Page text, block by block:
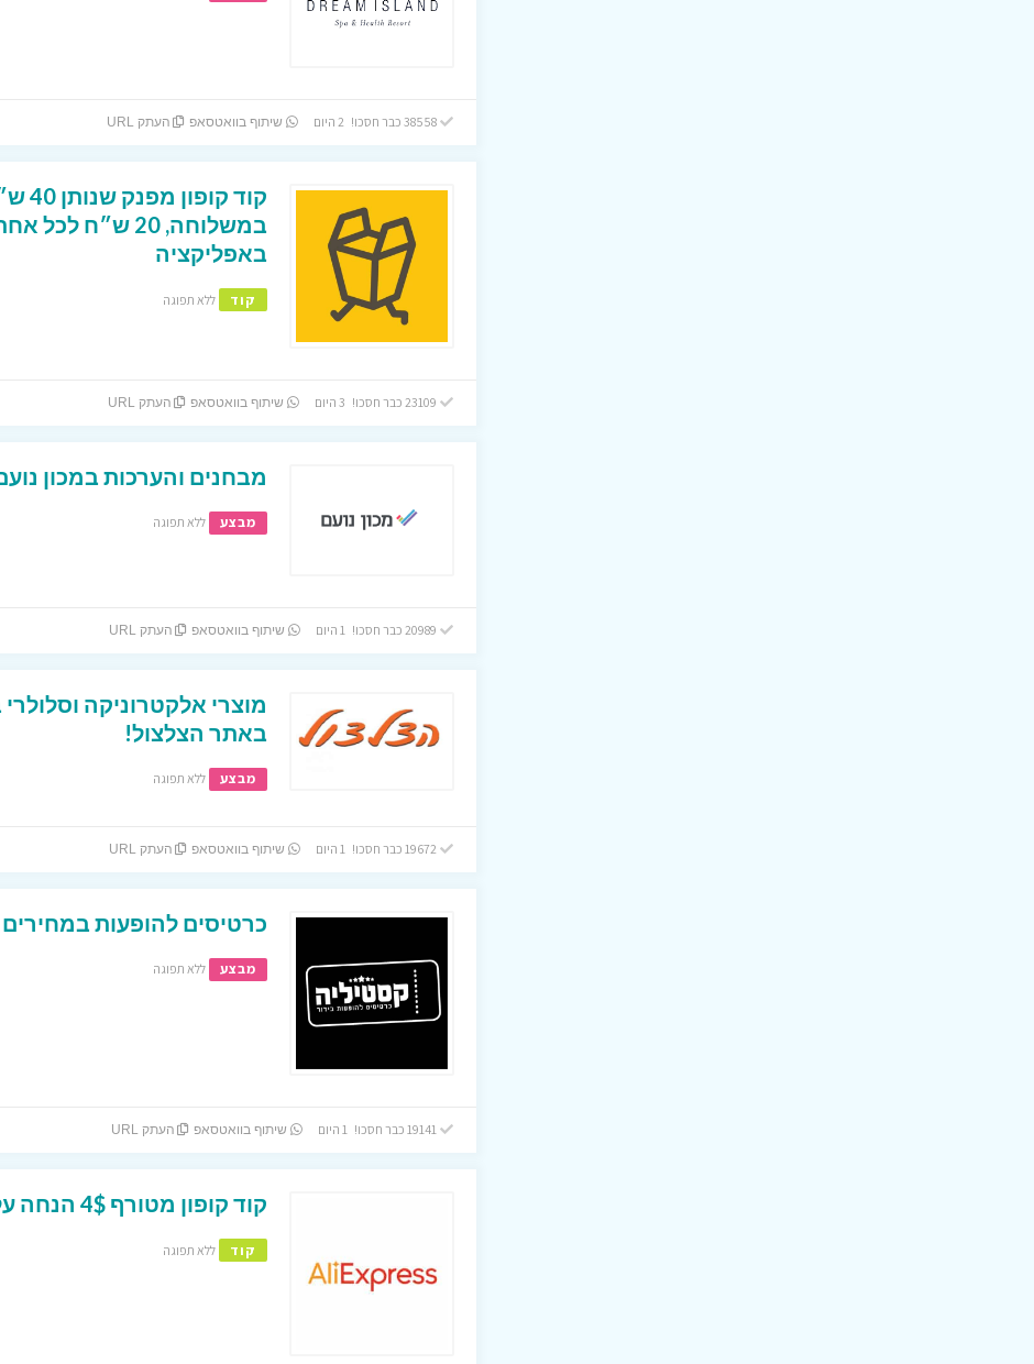
38558 כבר חסכו! 2 היום שיתוף בוואטסאפ העתק URL
קוד
במשלוחה, 20
באפליקציה
קוד ללא תפוגה
שיתוף בוואטסאפ העתק URL
מבחנים והערכות במכון
מבצע ללא תפוגה
שיתוף בוואטסאפ העתק URL
מוצרי אלקטרוניקה
באתר הצלצול!
מבצע ללא תפוגה
שיתוף בוואטסאפ העתק URL
כרטיסים להופעות
מבצע ללא תפוגה
שיתוף בוואטסאפ העתק URL
קוד קופון מטורף 4$ הנחה על הזמנה של מעל 29$ !
קוד ללא תפוגה